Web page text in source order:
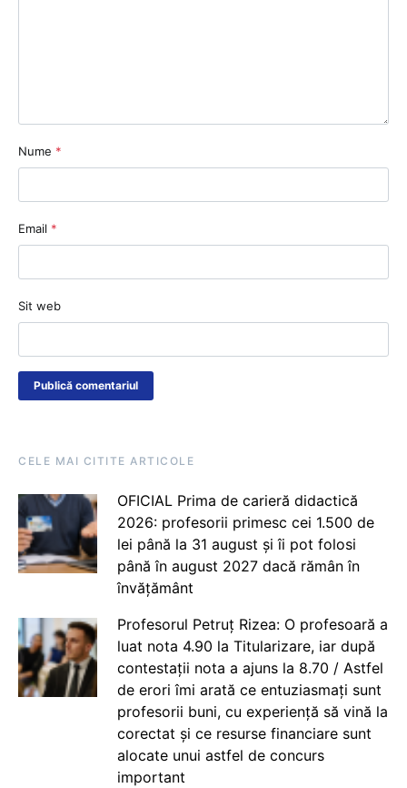
Nume *
Email *
Sit web
CELE MAI CITITE ARTICOLE
OFICIAL Prima de carieră didactică
2026: profesorii primesc cei 1.500 de
lei până la 31 august și îi pot folosi
până în august 2027 dacă rămân în
învățământ
Profesorul Petruț Rizea: O profesoară a
luat nota 4.90 la Titularizare, iar după
contestații nota a ajuns la 8.70 / Astfel
de erori îmi arată ce entuziasmați sunt
profesorii buni, cu experiență să vină la
corectat și ce resurse financiare sunt
alocate unui astfel de concurs
important